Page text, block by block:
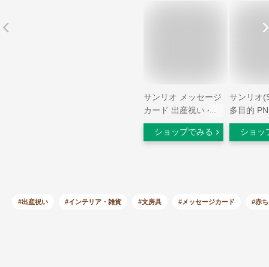
サンリオ メッセージ
カード 出産祝い ベ
ビー小物モビール グ
リーティングカード
ショップでみる
サンリオ
多目的
ブ-ケ
ショッ
#出産祝い #インテリア・雑貨 #文房具 #メッセージカード #赤